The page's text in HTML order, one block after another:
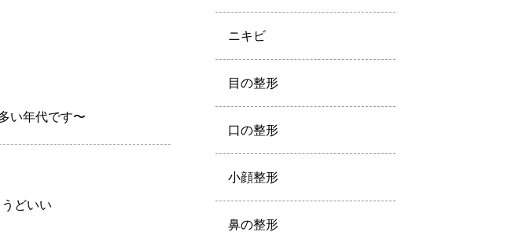
い年代です〜
どいい
ニキビ
目の整形
口の整形
小顔整形
鼻の整形